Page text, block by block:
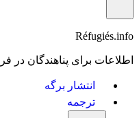
Réfugiés.info
اطلاعات برای پناهندگان در
انتشار برگه
ترجمه